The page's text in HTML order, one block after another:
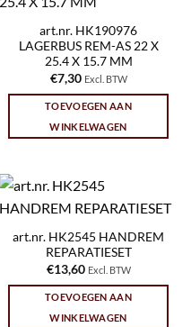
art.nr. HK190976
LAGERBUS REM-AS 22 X
25.4 X 15.7 MM
€7,30 Excl. BTW
TOEVOEGEN AAN
WINKELWAGEN
art.nr. HK2545 HANDREM
REPARATIESET
€13,60 Excl. BTW
TOEVOEGEN AAN
WINKELWAGEN